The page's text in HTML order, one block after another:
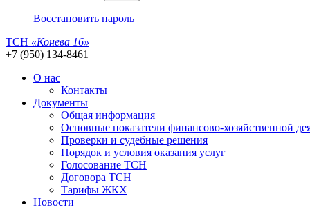
Восстановить пароль
ТСН «Конева 16»
+7 (950) 134-8461
О нас
Контакты
Документы
Общая информация
Основные показатели финансово-хозяйственной
Проверки и судебные решения
Порядок и условия оказания услуг
Голосование ТСН
Договора ТСН
Тарифы ЖКХ
Новости